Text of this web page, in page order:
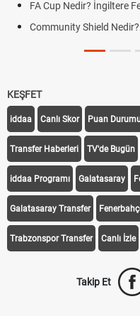
FA Cup Nedir? İngiltere
Community Shield Nedir?
KEŞFET
iddaa Canlı Skor Puan
Transfer Haberleri TV'de Bugün
iddaa Programı Galatasaray
Galatasaray Transfer
Trabzonspor Transfer Canlı İzle
Takip Et